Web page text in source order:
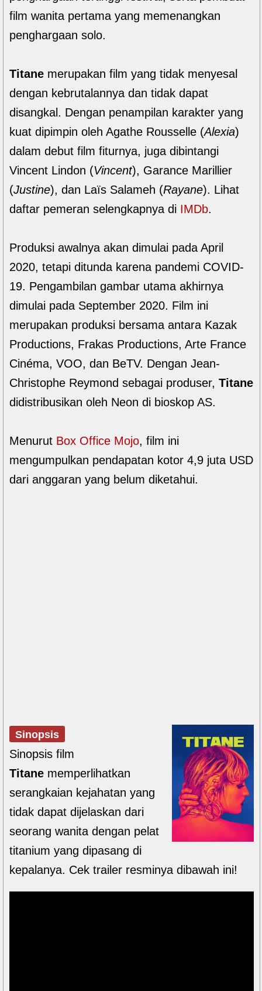
film wanita pertama yang memenangkan
penghargaan solo.
Titane merupakan film yang tidak menyesal
dengan kebrutalannya dan tidak dapat
disangkal. Dengan penampilan karakter yang
kuat dipimpin oleh Agathe Rousselle (Alexia)
dalam debut film fiturnya, juga dibintangi
Vincent Lindon (Vincent), Garance Marillier
(Justine), dan Laïs Salameh (Rayane). Lihat
daftar pemeran selengkapnya di IMDb.
Produksi awalnya akan dimulai pada April
2020, tetapi ditunda karena pandemi COVID-
19. Pengambilan gambar utama akhirnya
dimulai pada September 2020. Film ini
merupakan produksi bersama antara Kazak
Productions, Frakas Productions, Arte France
Cinéma, VOO, dan BeTV. Dengan Jean-
Christophe Reymond sebagai produser, Titane
didistribusikan oleh Neon di bioskop AS.
Menurut Box Office Mojo, film ini
mengumpulkan pendapatan kotor 4,9 juta USD
dari anggaran yang belum diketahui.
Sinopsis
Sinopsis film
Titane memperlihatkan
serangkaian kejahatan yang
tidak dapat dijelaskan dari
seorang wanita dengan pelat
titanium yang dipasang di
kepalanya. Cek trailer resminya dibawah ini!